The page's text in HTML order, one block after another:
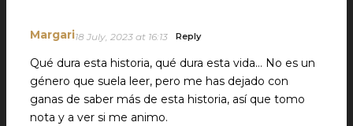
Margari18 July, 2023 at 16:13 Reply
Qué dura esta historia, qué dura esta vida… No es un
género que suela leer, pero me has dejado con
ganas de saber más de esta historia, así que tomo
nota y a ver si me animo.